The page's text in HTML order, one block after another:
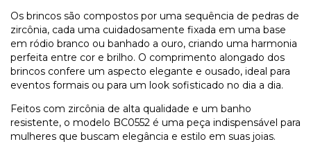
Os brincos são compostos por uma sequência de pedras de
zircônia, cada uma cuidadosamente fixada em uma base
em ródio branco ou banhado a ouro, criando uma harmonia
perfeita entre cor e brilho. O comprimento alongado dos
brincos confere um aspecto elegante e ousado, ideal para
eventos formais ou para um look sofisticado no dia a dia.
Feitos com zircônia de alta qualidade e um banho
resistente, o modelo BC0552 é uma peça indispensável para
mulheres que buscam elegância e estilo em suas joias.